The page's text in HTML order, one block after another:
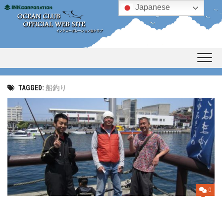
Skip
content
TAGGED: 船釣り
0
Japanese